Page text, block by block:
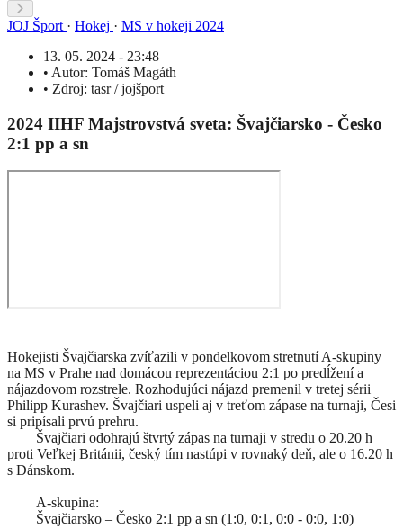
JOJ Šport · Hokej · MS v hokeji 2024
13. 05. 2024 - 23:48
• Autor: Tomáš Magáth
• Zdroj: tasr / jojšport
2024 IIHF Majstrovstvá sveta: Švajčiarsko - Česko
2:1 pp a sn
Hokejisti Švajčiarska zvíťazili v pondelkovom stretnutí A-skupiny
na MS v Prahe nad domácou reprezentáciou 2:1 po predĺžení a
nájazdovom rozstrele. Rozhodujúci nájazd premenil v tretej sérii
Philipp Kurashev. Švajčiari uspeli aj v treťom zápase na turnaji, Česi
si pripísali prvú prehru.
Švajčiari odohrajú štvrtý zápas na turnaji v stredu o 20.20 h
proti Veľkej Británii, český tím nastúpi v rovnaký deň, ale o 16.20 h
s Dánskom.
A-skupina:
Švajčiarsko – Česko 2:1 pp a sn (1:0, 0:1, 0:0 - 0:0, 1:0)